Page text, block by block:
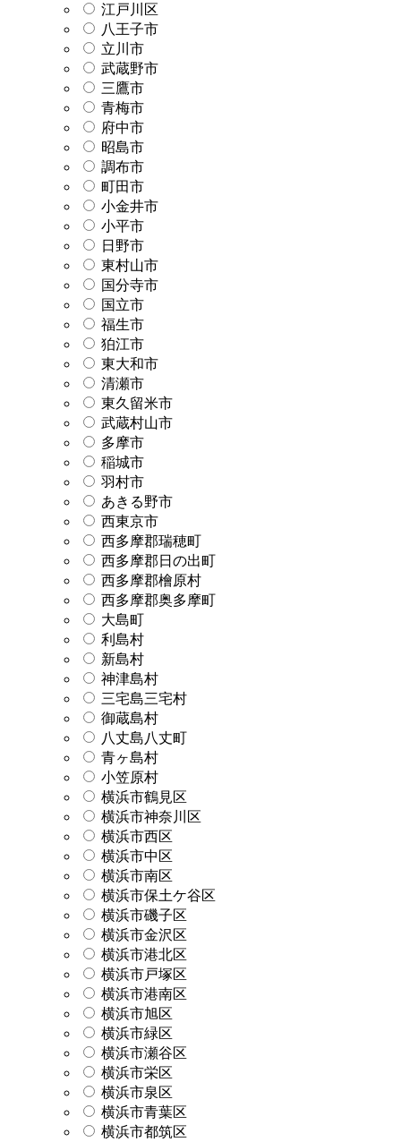
江戸川区
八王子市
立川市
武蔵野市
三鷹市
青梅市
府中市
昭島市
調布市
町田市
小金井市
小平市
日野市
東村山市
国分寺市
国立市
福生市
狛江市
東大和市
清瀬市
東久留米市
武蔵村山市
多摩市
稲城市
羽村市
あきる野市
西東京市
西多摩郡瑞穂町
西多摩郡日の出町
西多摩郡檜原村
西多摩郡奥多摩町
大島町
利島村
新島村
神津島村
三宅島三宅村
御蔵島村
八丈島八丈町
青ヶ島村
小笠原村
横浜市鶴見区
横浜市神奈川区
横浜市西区
横浜市中区
横浜市南区
横浜市保土ケ谷区
横浜市磯子区
横浜市金沢区
横浜市港北区
横浜市戸塚区
横浜市港南区
横浜市旭区
横浜市緑区
横浜市瀬谷区
横浜市栄区
横浜市泉区
横浜市青葉区
横浜市都筑区